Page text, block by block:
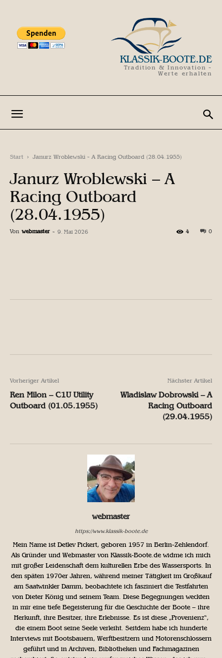
KLASSIK-BOOTE.DE
Tradition & Innovation -
Werte erhalten
Start Janurz Wroblewski - A Racing Outboard (28.04.1955)
Janurz Wroblewski – A
Racing Outboard
(28.04.1955)
Von webmaster - 9. Mai 2026 0
4
Vorheriger Artikel
Ren Milon – C1U Utility
Outboard (01.05.1955)
Nächster Artikel
Wladislaw Dobrowski – A
Racing Outboard
(29.04.1955)
webmaster
https://www.klassik-boote.de
Mein Name ist Detlev Pickert, geboren 1957 in Berlin-Zehlendorf.
Als Gründer und Webmaster von Klassik-Boote.de widme ich mich
mit großer Leidenschaft dem kulturellen Erbe des Wassersports. In
den späten 1970er Jahren, während meiner Tätigkeit im Großkauf
am Saatwinkler Damm, beobachtete ich fasziniert die Testfahrten
von Dieter König und seinem Team. Diese Begegnungen weckten
in mir eine tiefe Begeisterung für die Geschichte der Boote – ihre
Herkunft, ihre Besitzer, ihre Erlebnisse. Es ist diese „Provenienz“,
die einem Boot seine Seele verleiht. Seitdem habe ich hunderte
Interviews mit Bootsbauern, Werftbesitzern und Motorenschlossern
geführt und in Archiven, Bibliotheken und Fachmagazinen